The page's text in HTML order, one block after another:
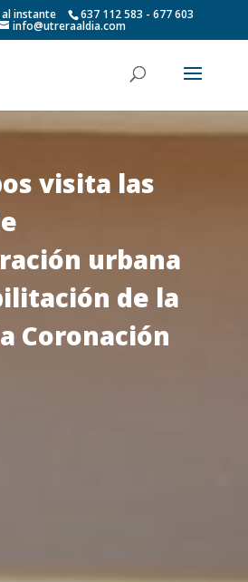
instante 637 112 583 - 677 603
info@utreraaldia.com
visita las
urbana
de la
Coronación